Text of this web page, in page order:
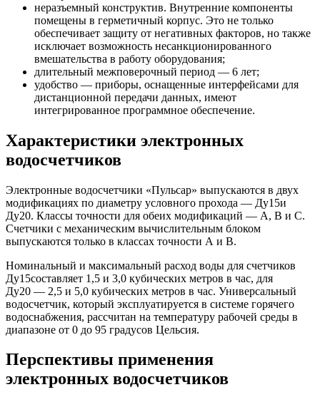
неразъемный конструктив. Внутренние компоненты
помещены в герметичный корпус. Это не только
обеспечивает защиту от негативных факторов, но также
исключает возможность несанкционированного
вмешательства в работу оборудования;
длительный межповерочный период — 6 лет;
удобство — приборы, оснащенные интерфейсами для
дистанционной передачи данных, имеют
интегрированное программное обеспечение.
Характеристики электронных
водосчетчиков
Электронные водосчетчики «Пульсар» выпускаются в двух
модификациях по диаметру условного прохода — Ду15и
Ду20. Классы точности для обеих модификаций — А, В и С.
Счетчики с механическим вычислительным блоком
выпускаются только в классах точности А и В.
Номинальный и максимальный расход воды для счетчиков
Ду15составляет 1,5 и 3,0 кубических метров в час, для
Ду20 — 2,5 и 5,0 кубических метров в час. Универсальный
водосчетчик, который эксплуатируется в системе горячего
водоснабжения, рассчитан на температуру рабочей среды в
диапазоне от 0 до 95 градусов Цельсия.
Перспективы применения
электронных водосчетчиков